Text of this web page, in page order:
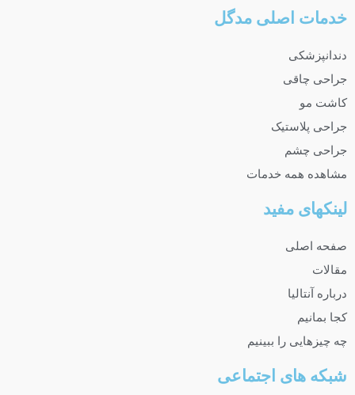
خدمات اصلی مدگل
دندانپزشکی
جراحی چاقی
کاشت مو
جراحی پلاستیک
جراحی چشم
مشاهده همه خدمات
لینکهای مفید
صفحه اصلی
مقالات
درباره آنتالیا
کجا بمانیم
چه چیزهایی را ببینیم
شبکه های اجتماعی